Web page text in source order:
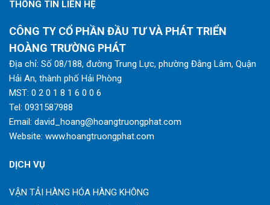
THÔNG TIN LIÊN HỆ
CÔNG TY CỔ PHẦN ĐẦU TƯ VÀ PHÁT TRIỂN
HOÀNG TRƯỜNG PHÁT
Địa chỉ: Số 08/188, đường Trung Lực, phường Đằng Lâm, Quận
Hải An, thành phố Hải Phòng
MST: 0 2 0 1 8 1 6 0 0 6
Tel: 0931587988
Email: david_hoang@hoangtruongphat.com
Website: www.hoangtruongphat.com
DỊCH VỤ
VẬN TẢI HÀNG HÓA HÀNG KHÔNG